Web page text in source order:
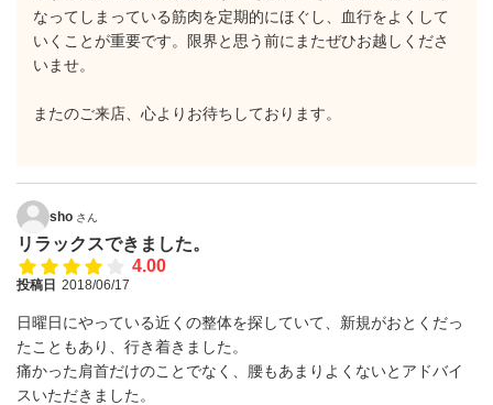
なってしまっている筋肉を定期的にほぐし、血行をよくして
いくことが重要です。限界と思う前にまたぜひお越しくださ
いませ。
またのご来店、心よりお待ちしております。
sho さん
リラックスできました。
4.00
投稿日 2018/06/17
日曜日にやっている近くの整体を探していて、新規がおとくだっ
たこともあり、行き着きました。
痛かった肩首だけのことでなく、腰もあまりよくないとアドバイ
スいただきました。